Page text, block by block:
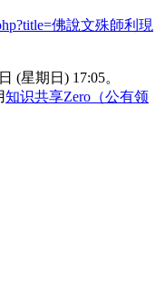
佛說文殊師利現
(星期日) 17:05。
知识共享Zero（公有领